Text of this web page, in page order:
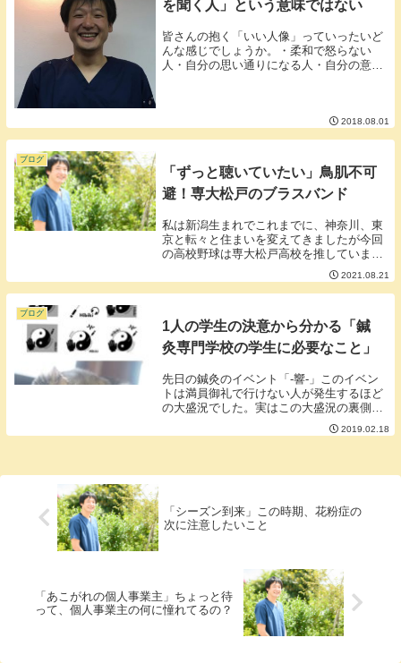
を聞く人」という意味ではない
皆さんの抱く「いい人像」っていったいど
んな感じでしょうか。・柔和で怒らない
人・自分の思い通りになる人・自分の意見
2018.08.01
ブログ
「ずっと聴いていたい」鳥肌不可
避！専大松戸のブラスバンド
私は新潟生まれでこれまでに、神奈川、東
京と転々と住まいを変えてきましたが今回
の高校野球は専大松戸高校を推していま
す。私は少し前から専大松戸高校のブラス
バンドのファンです。専大松戸ブラスバン
ドのここが好きなんといっても「ビッグブ
2021.08.21
ブログ
1人の学生の決意から分かる「鍼
灸専門学校の学生に必要なこと」
先日の鍼灸のイベント「‐響‐」このイベン
トは満員御礼で行けない人が発生するほど
の大盛況でした。実はこの大盛況の裏側で
とある鍼灸専門学校学生がこんなクラウド
ファンディングを立ち上げていました。■
2019.02.18
「シーズン到来」この時期、花粉症の
次に注意したいこと
「あこがれの個人事業主」ちょっと待
って、個人事業主の何に憧れてるの？